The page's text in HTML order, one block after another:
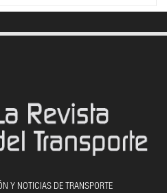
Y NOTICIAS DE TRANSPORTE